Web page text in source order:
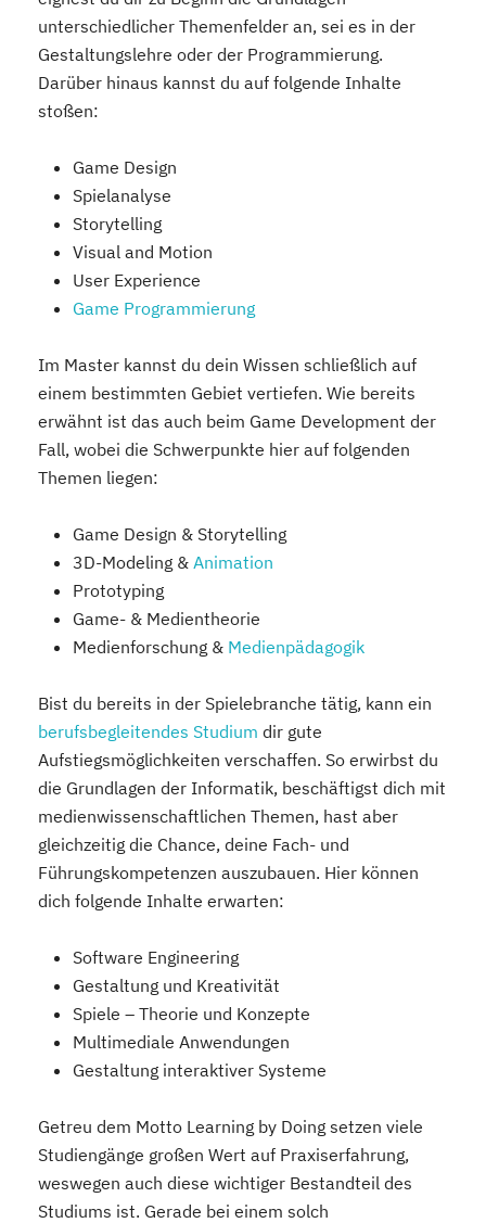
unterschiedlicher Themenfelder an, sei es in der
Gestaltungslehre oder der Programmierung.
Darüber hinaus kannst du auf folgende Inhalte
stoßen:
Game Design
Spielanalyse
Storytelling
Visual and Motion
User Experience
Game Programmierung
Im Master kannst du dein Wissen schließlich auf
einem bestimmten Gebiet vertiefen. Wie bereits
erwähnt ist das auch beim Game Development der
Fall, wobei die Schwerpunkte hier auf folgenden
Themen liegen:
Game Design & Storytelling
3D-Modeling & Animation
Prototyping
Game- & Medientheorie
Medienforschung & Medienpädagogik
Bist du bereits in der Spielebranche tätig, kann ein
berufsbegleitendes Studium dir gute
Aufstiegsmöglichkeiten verschaffen. So erwirbst du
die Grundlagen der Informatik, beschäftigst dich mit
medienwissenschaftlichen Themen, hast aber
gleichzeitig die Chance, deine Fach- und
Führungskompetenzen auszubauen. Hier können
dich folgende Inhalte erwarten:
Software Engineering
Gestaltung und Kreativität
Spiele – Theorie und Konzepte
Multimediale Anwendungen
Gestaltung interaktiver Systeme
Getreu dem Motto Learning by Doing setzen viele
Studiengänge großen Wert auf Praxiserfahrung,
weswegen auch diese wichtiger Bestandteil des
Studiums ist. Gerade bei einem solch